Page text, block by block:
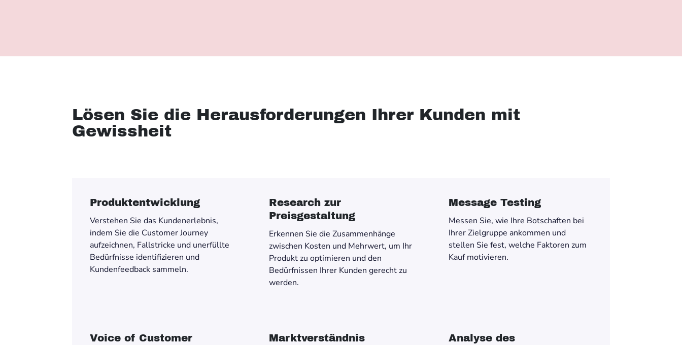
Lösen Sie die Herausforderungen Ihrer Kunden mit
Gewissheit
Produktentwicklung
Verstehen Sie das Kundenerlebnis,
indem Sie die Customer Journey
aufzeichnen, Fallstricke und unerfüllte
Bedürfnisse identifizieren und
Kundenfeedback sammeln.
Research zur
Preisgestaltung
Erkennen Sie die Zusammenhänge
zwischen Kosten und Mehrwert, um Ihr
Produkt zu optimieren und den
Bedürfnissen Ihrer Kunden gerecht zu
werden.
Message Testing
Messen Sie, wie Ihre Botschaften bei
Ihrer Zielgruppe ankommen und
stellen Sie fest, welche Faktoren zum
Kauf motivieren.
Voice of Customer
Marktverständnis
Analyse des